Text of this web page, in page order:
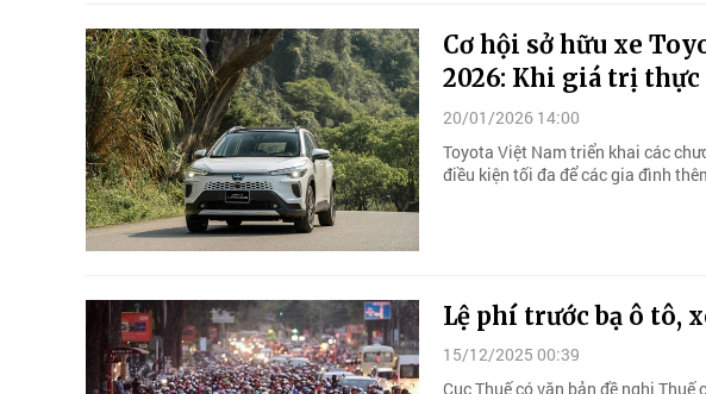
Cơ hội sở hữu xe
2026: Khi giá trị
20/01/2026 14:00
Toyota Việt Nam triển khai các
điều kiện tối đa để các gia đình
Lệ phí trước bạ ô tô,
15/12/2025 00:39
Cục Thuế có văn bản đề nghị